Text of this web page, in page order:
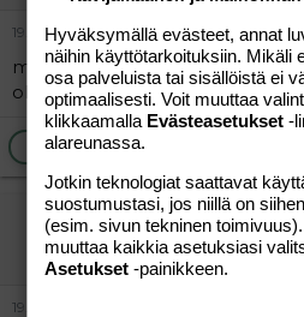
19.09.2004
minä... mutta vaan ajattelin..
oli huipussaan
Ilmoita asiaton viesti
marianna72
Vieras
19.09.2004
Hyväksymällä evästeet, annat
näihin käyttötarkoituksiin. Mikäli
osa palveluista tai sisällöistä ei
optimaalisesti. Voit muuttaa
klikkaamalla Evästeasetukset -
alareunassa.
Jotkin teknologiat saattavat
suostumustasi, jos niillä on
(esim. sivun tekninen
muuttaa kaikkia asetuksiasi
Asetukset -painikkeen.